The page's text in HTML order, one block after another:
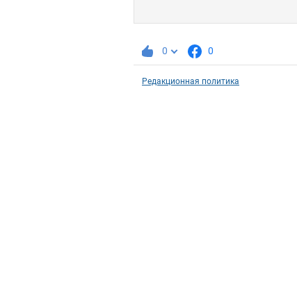
0 0
Редакционная политика